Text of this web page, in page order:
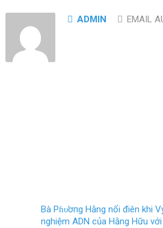
ADMIN EMAIL
Bà Pɦυ̛ơпg Hằng nổi điên khi
nghiệm ADN của Hằng Hữu